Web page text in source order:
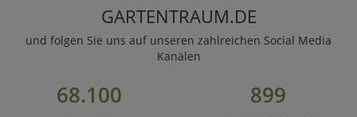
GARTENTRAUM.DE
und folgen Sie uns auf unseren zahlreichen Social Media
Kanälen
68.100 899